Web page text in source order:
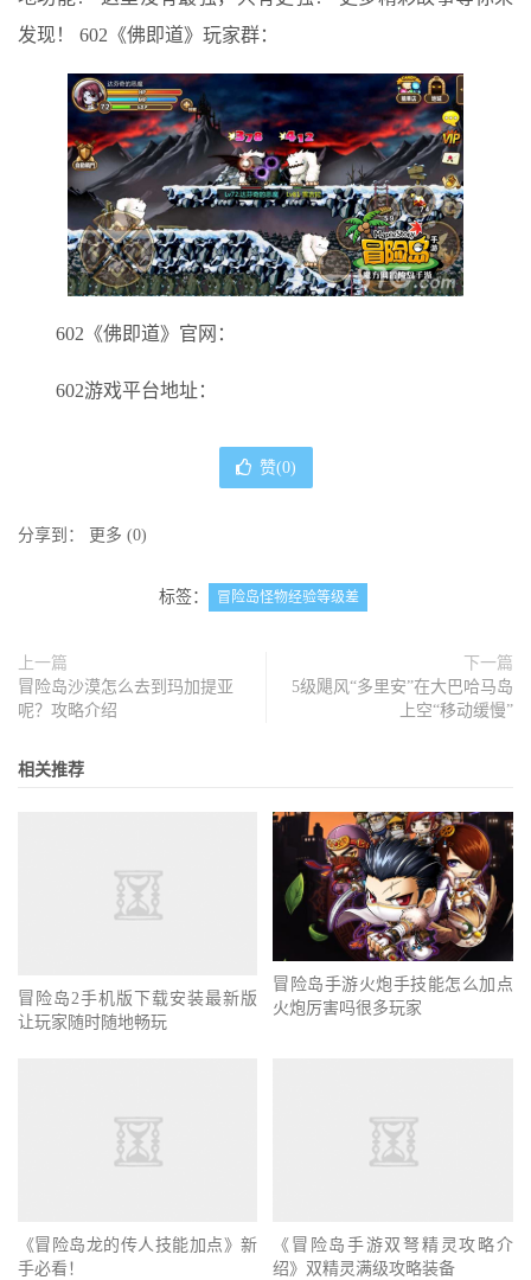
发现！ 602《佛即道》玩家群：
602《佛即道》官网：
602游戏平台地址：
赞(0)
分享到： 更多 (0)
标签： 冒险岛怪物经验等级差
上一篇
冒险岛沙漠怎么去到玛加提亚
呢？攻略介绍
下一篇
5级飓风“多里安”在大巴哈马岛
上空“移动缓慢”
相关推荐
冒险岛2手机版下载安装最新版
让玩家随时随地畅玩
冒险岛手游火炮手技能怎么加点
火炮厉害吗很多玩家
《冒险岛手游双弩精灵攻略介
绍》双精灵满级攻略装备